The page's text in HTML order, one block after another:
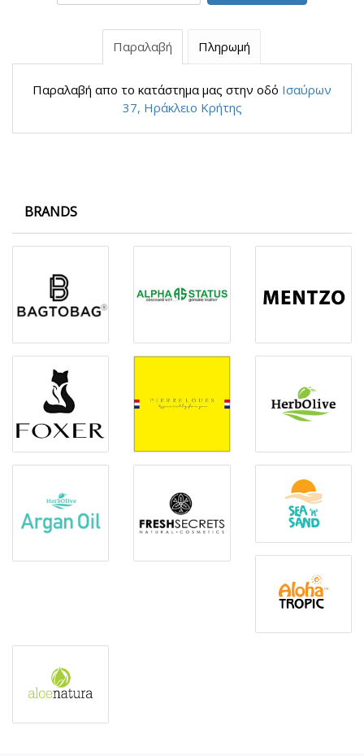
Παραλαβή Πληρωμή
Παραλαβή απο το κατάστημα μας στην οδό Ισαύρων
37, Ηράκλειο Κρήτης
BRANDS